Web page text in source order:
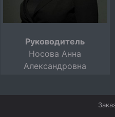
Руководитель
Носова Анна
Александровна